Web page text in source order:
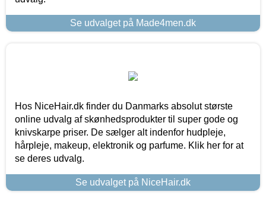
Se udvalget på Made4men.dk
Hos NiceHair.dk finder du Danmarks absolut største
online udvalg af skønhedsprodukter til super gode og
knivskarpe priser. De sælger alt indenfor hudpleje,
hårpleje, makeup, elektronik og parfume. Klik her for at
se deres udvalg.
Se udvalget på NiceHair.dk